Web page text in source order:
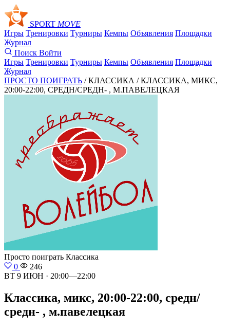
SPORT MOVE
Игры Тренировки Турниры Кемпы Объявления Площадки
Журнал
Поиск Войти
Игры Тренировки Турниры Кемпы Объявления Площадки
Журнал
ПРОСТО ПОИГРАТЬ / КЛАССИКА /КЛАССИКА, МИКС,
20:00-22:00, СРЕДН/СРЕДН- , М.ПАВЕЛЕЦКАЯ
Просто поиграть Классика
0
246
ВТ 9 ИЮН · 20:00—22:00
Классика, микс, 20:00-22:00, средн/
средн- , м.павелецкая